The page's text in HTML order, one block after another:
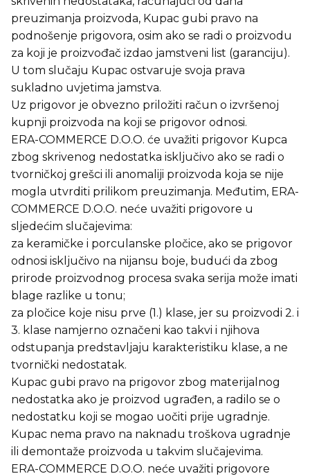
preuzimanja proizvoda, Kupac gubi pravo na
podnošenje prigovora, osim ako se radi o proizvodu
za koji je proizvođač izdao jamstveni list (garanciju).
U tom slučaju Kupac ostvaruje svoja prava
sukladno uvjetima jamstva.
Uz prigovor je obvezno priložiti račun o izvršenoj
kupnji proizvoda na koji se prigovor odnosi.
ERA-COMMERCE D.O.O. će uvažiti prigovor Kupca
zbog skrivenog nedostatka isključivo ako se radi o
tvorničkoj grešci ili anomaliji proizvoda koja se nije
mogla utvrditi prilikom preuzimanja. Međutim, ERA-
COMMERCE D.O.O. neće uvažiti prigovore u
sljedećim slučajevima:
za keramičke i porculanske pločice, ako se prigovor
odnosi isključivo na nijansu boje, budući da zbog
prirode proizvodnog procesa svaka serija može imati
blage razlike u tonu;
za pločice koje nisu prve (1.) klase, jer su proizvodi 2. i
3. klase namjerno označeni kao takvi i njihova
odstupanja predstavljaju karakteristiku klase, a ne
tvornički nedostatak.
Kupac gubi pravo na prigovor zbog materijalnog
nedostatka ako je proizvod ugrađen, a radilo se o
nedostatku koji se mogao uočiti prije ugradnje.
Kupac nema pravo na naknadu troškova ugradnje
ili demontaže proizvoda u takvim slučajevima.
ERA-COMMERCE D.O.O. neće uvažiti prigovore